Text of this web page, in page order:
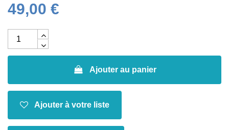
49,00 €
Ajouter au panier